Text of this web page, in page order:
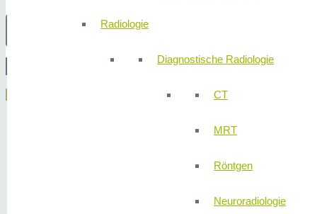
Radiologie
Diagnostische Radiologie
CT
MRT
Röntgen
Neuroradiologie
Menü